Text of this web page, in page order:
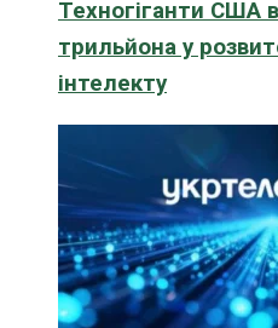
Техногіганти США
трильйона у
інтелекту